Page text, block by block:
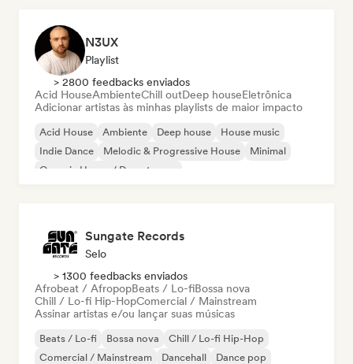
N3UX
Playlist
> 2800 feedbacks enviados
Acid HouseAmbienteChill outDeep houseEletrônica
Adicionar artistas às minhas playlists de maior impacto
Acid House Ambiente Deep house
House music
Indie Dance
Melodic & Progressive House
Minimal
Organic House / Downtempo
Sungate Records
Selo
> 1300 feedbacks enviados
Afrobeat / AfropopBeats / Lo-fiBossa nova
Chill / Lo-fi Hip-HopComercial / Mainstream
Assinar artistas e/ou lançar suas músicas
Beats / Lo-fi Bossa nova
Chill / Lo-fi Hip-Hop
Comercial / Mainstream
Dancehall
Dance pop